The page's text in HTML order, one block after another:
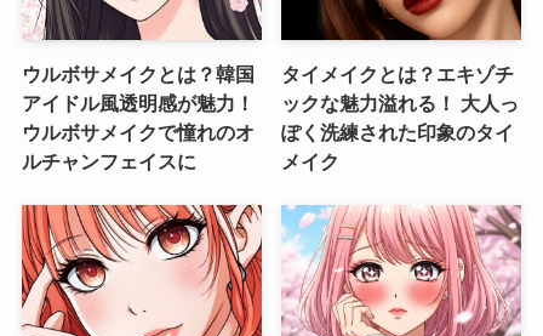
ウルボサメイクとは？韓国
アイドル風透明感が魅力！
ウルボサメイクで憧れのオ
ルチャンフェイスに
タイメイクとは？エキゾチ
ックな魅力溢れる！ 大人っ
ぽく洗練された印象のタイ
メイク